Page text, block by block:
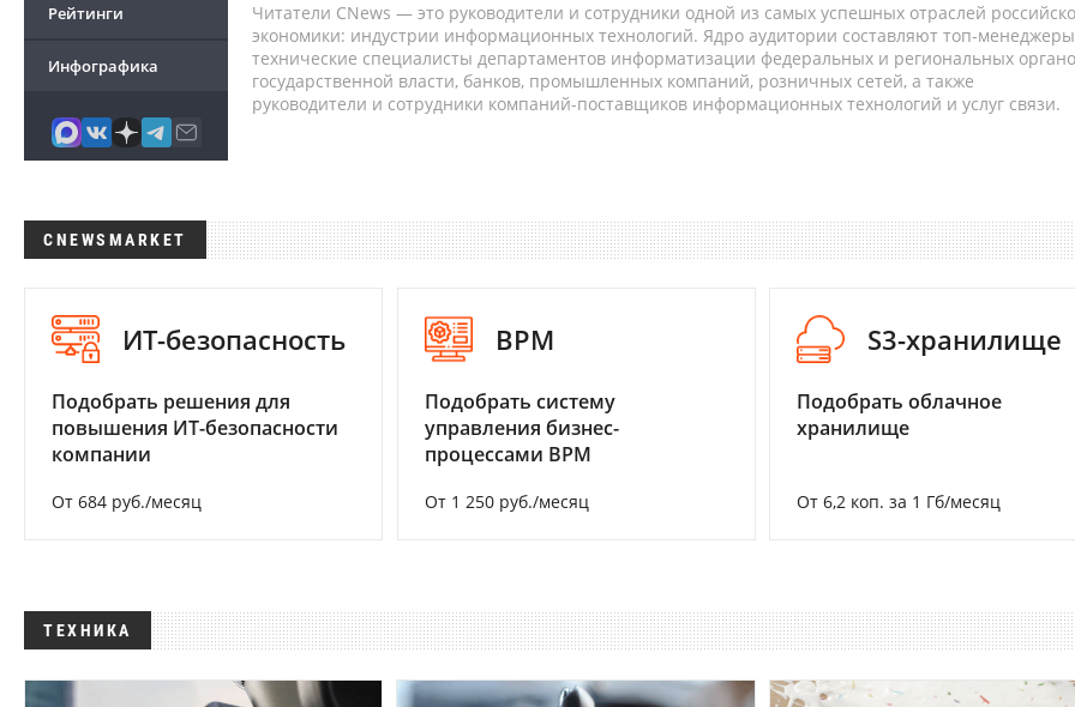
Рейтинги
Инфографика
Читатели CNews — это руководители и сотрудники одной из самых успешных отраслей
экономики: индустрии информационных технологий. Ядро аудитории составляют топ-
технические специалисты департаментов информатизации федеральных и региональных
государственной власти, банков, промышленных компаний, розничных сетей, а также
руководители и сотрудники компаний-поставщиков информационных технологий и услуг связи.
CNEWSMARKET
ИТ-безопасность
Подобрать решения для
повышения ИТ-безопасности
компании
От 684 руб./месяц
BPM
Подобрать систему
управления бизнес-
процессами BPM
От 1 250 руб./месяц
S3-хранилище
Подобрать облачное
хранилище
От 6,2 коп. за 1 Гб/месяц
ТЕХНИКА